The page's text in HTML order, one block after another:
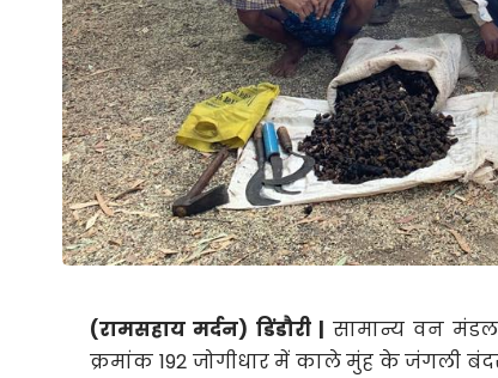
(रामसहाय मर्दन) डिंडौरी | सामान्य वन मंडल
क्रमांक 192 जोगीधार में काले मुंह के जंगली